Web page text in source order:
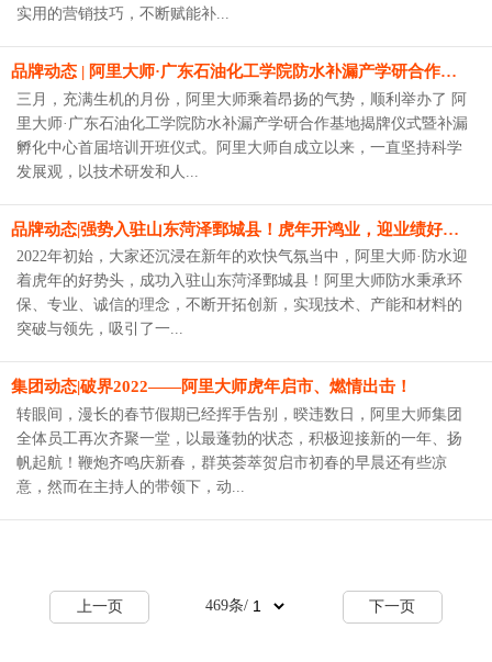
实用的营销技巧，不断赋能补...
品牌动态 | 阿里大师·广东石油化工学院防水补漏产学研合作基地揭牌仪式暨补漏孵化中心首届培训班正式启动！！
三月，充满生机的月份，阿里大师乘着昂扬的气势，顺利举办了 阿
里大师·广东石油化工学院防水补漏产学研合作基地揭牌仪式暨补漏
孵化中心首届培训开班仪式。阿里大师自成立以来，一直坚持科学
发展观，以技术研发和人...
品牌动态|强势入驻山东菏泽鄄城县！虎年开鸿业，迎业绩好势头！
2022年初始，大家还沉浸在新年的欢快气氛当中，阿里大师·防水迎
着虎年的好势头，成功入驻山东菏泽鄄城县！阿里大师防水秉承环
保、专业、诚信的理念，不断开拓创新，实现技术、产能和材料的
突破与领先，吸引了一...
集团动态|破界2022——阿里大师虎年启市、燃情出击！
转眼间，漫长的春节假期已经挥手告别，暌违数日，阿里大师集团
全体员工再次齐聚一堂，以最蓬勃的状态，积极迎接新的一年、扬
帆起航！鞭炮齐鸣庆新春，群英荟萃贺启市初春的早晨还有些凉
意，然而在主持人的带领下，动...
上一页 469条/ 下一页